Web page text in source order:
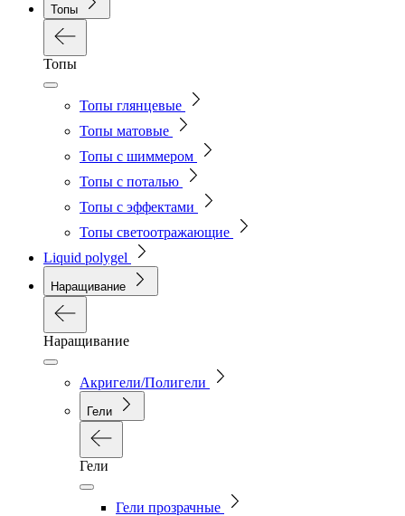
Топы
Топы
Топы глянцевые
Топы матовые
Топы с шиммером
Топы с поталью
Топы с эффектами
Топы светоотражающие
Liquid polygel
Наращивание
Наращивание
Акригели/Полигели
Гели
Гели
Гели прозрачные